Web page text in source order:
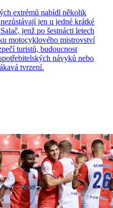
extrémů nabídl několik
jen u jedné krátké
jenž po šestnácti letech
motocyklového mistrovství
turistů, budoucnost
návyků nebo
tvrzení.